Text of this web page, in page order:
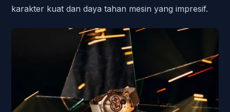
karakter kuat dan daya tahan mesin yang impresif.